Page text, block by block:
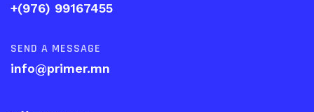
+(976) 99167455
SEND A MESSAGE
info@primer.mn